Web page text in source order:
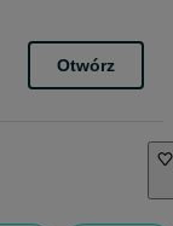
Otwórz